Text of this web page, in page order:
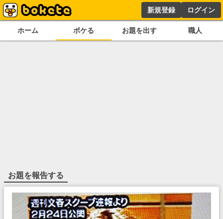
新規登録 ログイン
ホーム ボケる お題を出す 職人
お題を報告する